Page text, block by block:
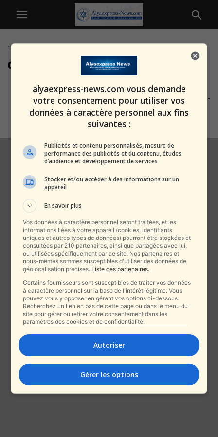
Home
défense active
Drame à Beit Hanoun : cinq
soldats de Netzah Yehuda tués,...
alxprss_sab 10 juillet 2025
alyaexpress-news.com vous demande
votre consentement pour utiliser vos
données à caractère personnel aux fins
suivantes :
Publicités et contenu personnalisés, mesure de
performance des publicités et du contenu, études
d’audience et développement de services
Stocker et/ou accéder à des informations sur un
appareil
En savoir plus
Vos données à caractère personnel seront traitées, et les
informations liées à votre appareil (cookies, identifiants
uniques et autres types de données) pourront être stockées et
consultées par 210 partenaires, ainsi que partagées avec lui,
ou utilisées spécifiquement par ce site. Nos partenaires et
nous-mêmes sommes susceptibles d'utiliser des données de
géolocalisation précises. Liste des partenaires.
Certains fournisseurs sont susceptibles de traiter vos données
à caractère personnel sur la base de l'intérêt légitime. Vous
pouvez vous y opposer en gérant vos options ci-dessous.
Recherchez un lien en bas de cette page ou dans le menu du
site pour gérer ou retirer votre consentement dans les
paramètres des cookies et de confidentialité.
Autoriser
Gérer les options